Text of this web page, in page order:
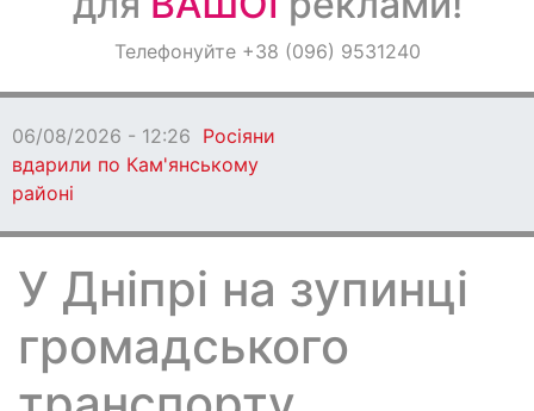
ОголошенняТелефонуйте +38 (096) 9531240
06/08/2026 - 12:26 Росіяни
вдарили по Кам'янському
районі
У Дніпрі на зупинці
громадського